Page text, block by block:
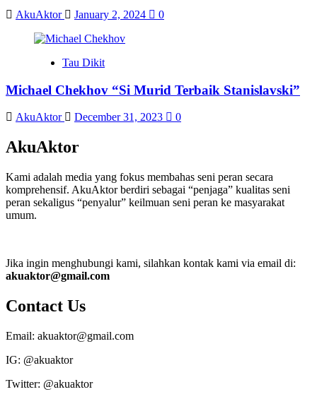
AkuAktor January 2, 2024 0
Tau Dikit
Michael Chekhov “Si Murid Terbaik Stanislavski”
AkuAktor December 31, 2023 0
AkuAktor
Kami adalah media yang fokus membahas seni peran secara
komprehensif. AkuAktor berdiri sebagai “penjaga” kualitas seni
peran sekaligus “penyalur” keilmuan seni peran ke masyarakat
umum.
Jika ingin menghubungi kami, silahkan kontak kami via email di:
akuaktor@gmail.com
Contact Us
Email: akuaktor@gmail.com
IG: @akuaktor
Twitter: @akuaktor